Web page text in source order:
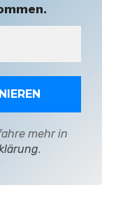
mehr in
.